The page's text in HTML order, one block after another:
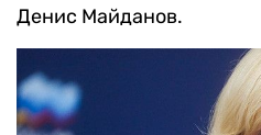
Денис Майданов.